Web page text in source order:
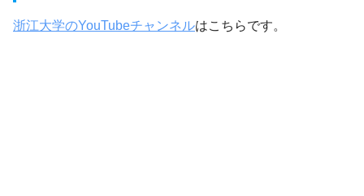
浙江大学のYouTubeチャンネルはこちらです。